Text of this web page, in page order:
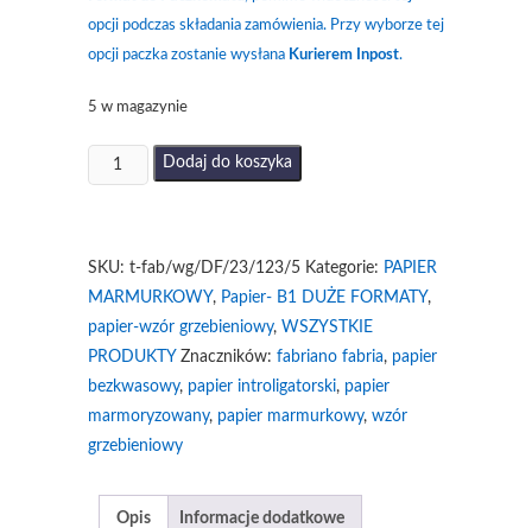
opcji podczas składania zamówienia. Przy wyborze tej
opcji paczka zostanie wysłana Kurierem Inpost.
5 w magazynie
ilość
Papier
żółto-
szary
DF
Dodaj do koszyka
SKU: t-fab/wg/DF/23/123/5 Kategorie: PAPIER
MARMURKOWY, Papier- B1 DUŻE FORMATY,
papier-wzór grzebieniowy, WSZYSTKIE
PRODUKTY Znaczników: fabriano fabria, papier
bezkwasowy, papier introligatorski, papier
marmoryzowany, papier marmurkowy, wzór
grzebieniowy
Opis Informacje dodatkowe